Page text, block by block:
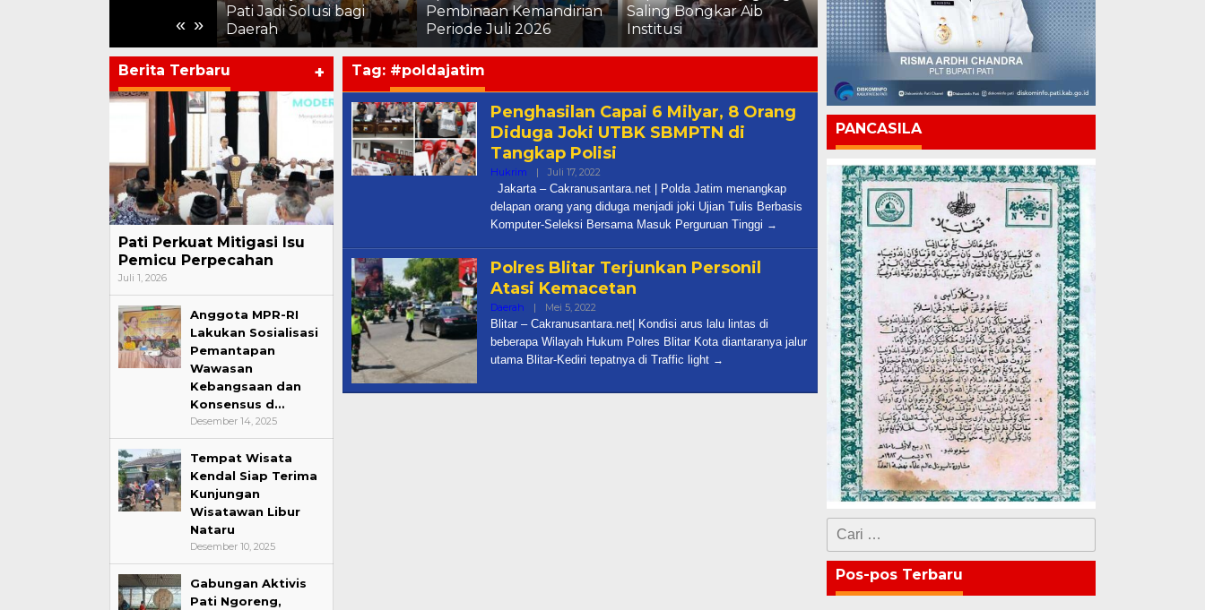
« »
Pati Jadi Solusi bagi
Daerah
Pembinaan Kemandirian
Periode Juli 2026
Saling Bongkar Aib
Institusi
Bongkar, Siapa yang
Mengawasi?
Kemajuan Harus Terasa
hingga ke Pelosok
Berita Terbaru +
Pati Perkuat Mitigasi Isu
Pemicu Perpecahan
Juli 1, 2026
Anggota MPR-RI
Lakukan Sosialisasi
Pemantapan
Wawasan
Kebangsaan dan
Konsensus d…
Desember 14, 2025
Tempat Wisata
Kendal Siap Terima
Kunjungan
Wisatawan Libur
Nataru
Desember 10, 2025
Gabungan Aktivis
Pati Ngoreng,
Tag: #poldajatim
Penghasilan Capai 6 Milyar, 8 Orang
Diduga Joki UTBK SBMPTN di
Tangkap Polisi
Hukrim | Juli 17, 2022
Cakra
Jakarta – Cakranusantara.net | Polda Jatim menangkap
delapan orang yang diduga menjadi joki Ujian Tulis Berbasis
Komputer-Seleksi Bersama Masuk Perguruan Tinggi
Polres Blitar Terjunkan Personil
Atasi Kemacetan
Daerah | Mei 5, 2022
Cakra
Blitar – Cakranusantara.net| Kondisi arus lalu lintas di
beberapa Wilayah Hukum Polres Blitar Kota diantaranya jalur
utama Blitar-Kediri tepatnya di Traffic light
PANCASILA
Cari
untuk:
Pos-pos Terbaru